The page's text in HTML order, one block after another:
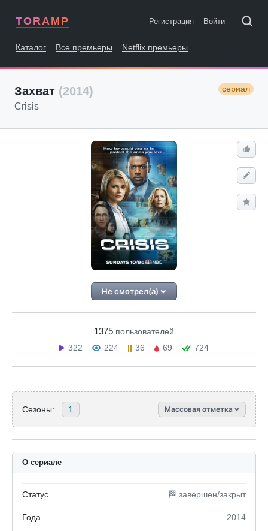
TORAMP Регистрация Войти
Каталог Все премьеры Netflix премьеры
Захват (2014) сериал
Crisis
Не смотрел(а)
1375 пользователей
322
224 36 69 724
Сезоны: 1 Массовая отметка
О сериале
Статус 🏁 завершен/закрыт
Года 2014